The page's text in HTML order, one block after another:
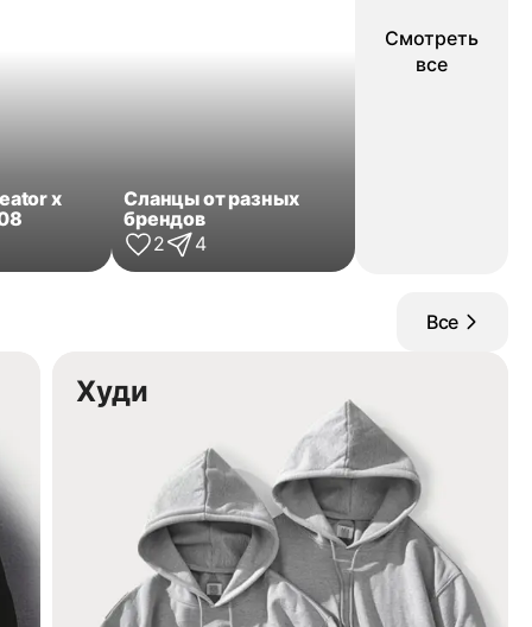
x
Сланцы от разных
брендов
2
4
Смотреть
все
Все
Худи